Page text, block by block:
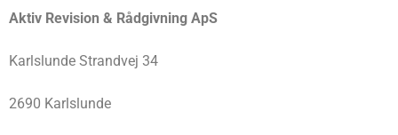
Aktiv Revision & Rådgivning ApS
Karlslunde Strandvej 34
2690 Karlslunde